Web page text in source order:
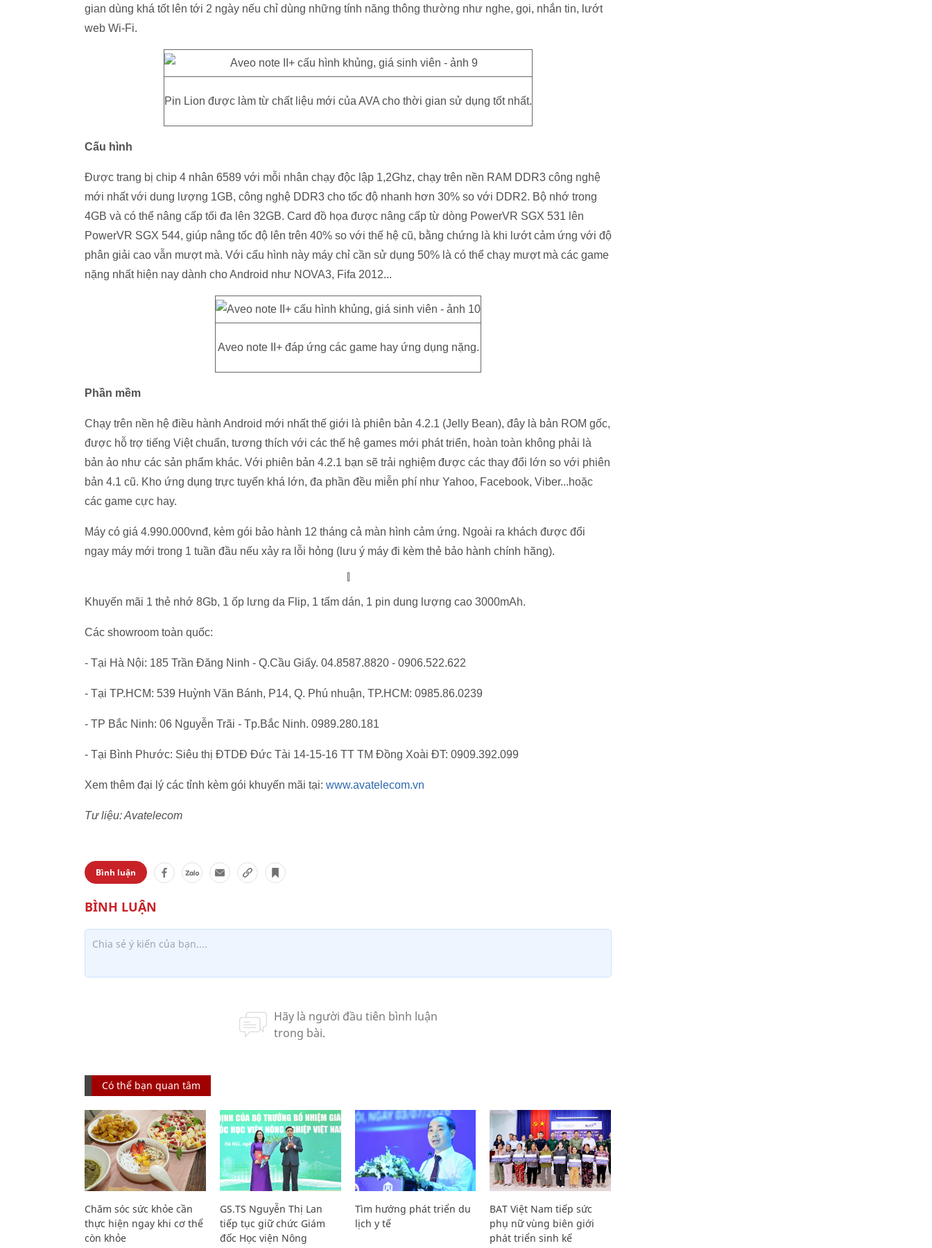
gian dùng khá tốt lên tới 2 ngày nếu chỉ dùng những tính năng thông thường như nghe, gọi, nhắn tin, lướt
web Wi-Fi.
Pin Lion được làm từ chất liệu mới của AVA cho thời gian sử dụng tốt nhất.
Cấu hình
Được trang bị chip 4 nhân 6589 với mỗi nhân chạy độc lập 1,2Ghz, chạy trên nền RAM DDR3 công nghệ
mới nhất với dung lượng 1GB, công nghệ DDR3 cho tốc độ nhanh hơn 30% so với DDR2. Bộ nhớ trong
4GB và có thể nâng cấp tối đa lên 32GB. Card đồ họa được nâng cấp từ dòng PowerVR SGX 531 lên
PowerVR SGX 544, giúp nâng tốc độ lên trên 40% so với thế hệ cũ, bằng chứng là khi lướt cảm ứng với độ
phân giải cao vẫn mượt mà. Với cấu hình này máy chỉ cần sử dụng 50% là có thể chạy mượt mà các game
nặng nhất hiện nay dành cho Android như NOVA3, Fifa 2012...
Aveo note II+ đáp ứng các game hay ứng dụng nặng.
Phần mềm
Chạy trên nền hệ điều hành Android mới nhất thế giới là phiên bản 4.2.1 (Jelly Bean), đây là bản ROM gốc,
được hỗ trợ tiếng Việt chuẩn, tương thích với các thế hệ games mới phát triển, hoàn toàn không phải là
bản ảo như các sản phẩm khác. Với phiên bản 4.2.1 bạn sẽ trải nghiệm được các thay đổi lớn so với phiên
bản 4.1 cũ. Kho ứng dụng trực tuyến khá lớn, đa phần đều miễn phí như Yahoo, Facebook, Viber...hoặc
các game cực hay.
Máy có giá 4.990.000vnđ, kèm gói bảo hành 12 tháng cả màn hình cảm ứng. Ngoài ra khách được đổi
ngay máy mới trong 1 tuần đầu nếu xảy ra lỗi hỏng (lưu ý máy đi kèm thẻ bảo hành chính hãng).
Khuyến mãi 1 thẻ nhớ 8Gb, 1 ốp lưng da Flip, 1 tấm dán, 1 pin dung lượng cao 3000mAh.
Các showroom toàn quốc:
- Tại Hà Nội: 185 Trần Đăng Ninh - Q.Cầu Giấy. 04.8587.8820 - 0906.522.622
- Tại TP.HCM: 539 Huỳnh Văn Bánh, P14, Q. Phú nhuận, TP.HCM: 0985.86.0239
- TP Bắc Ninh: 06 Nguyễn Trãi - Tp.Bắc Ninh. 0989.280.181
- Tại Bình Phước: Siêu thị ĐTDĐ Đức Tài 14-15-16 TT TM Đồng Xoài ĐT: 0909.392.099
Xem thêm đại lý các tỉnh kèm gói khuyến mãi tại: www.avatelecom.vn
Tư liệu: Avatelecom
Bình luận
Có thể bạn quan tâm
Chăm sóc sức khỏe cần
thực hiện ngay khi cơ thể
còn khỏe
GS.TS Nguyễn Thị Lan
tiếp tục giữ chức Giám
đốc Học viện Nông
Tìm hướng phát triển du
lịch y tế
BAT Việt Nam tiếp sức
phụ nữ vùng biên giới
phát triển sinh kế